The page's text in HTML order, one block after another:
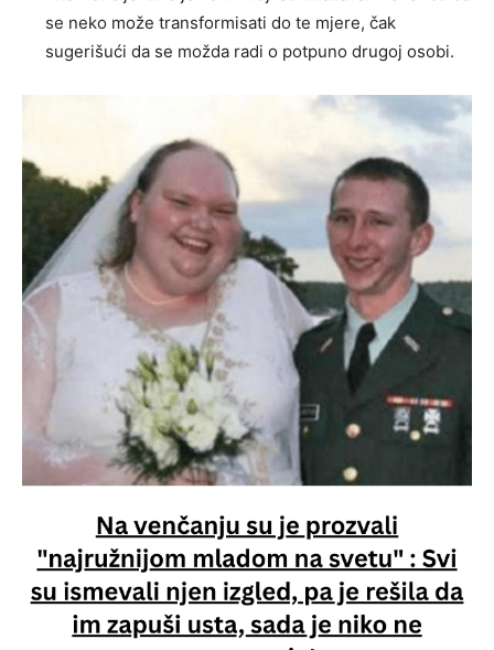
se neko može transformisati do te mjere, čak
sugerišući da se možda radi o potpuno drugoj osobi.